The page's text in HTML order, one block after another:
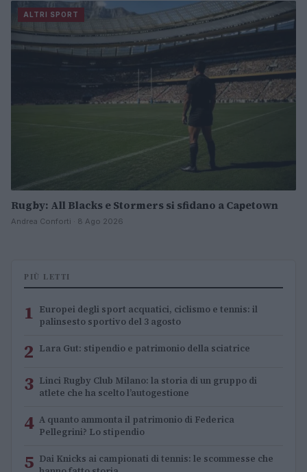
ALTRI SPORT
Rugby: All Blacks e Stormers si sfidano a Capetown
Andrea Conforti · 8 Ago 2026
PIÙ LETTI
1 Europei degli sport acquatici, ciclismo e tennis: il
palinsesto sportivo del 3 agosto
2 Lara Gut: stipendio e patrimonio della sciatrice
3 Linci Rugby Club Milano: la storia di un gruppo di
atlete che ha scelto l’autogestione
4 A quanto ammonta il patrimonio di Federica
Pellegrini? Lo stipendio
5 Dai Knicks ai campionati di tennis: le scommesse che